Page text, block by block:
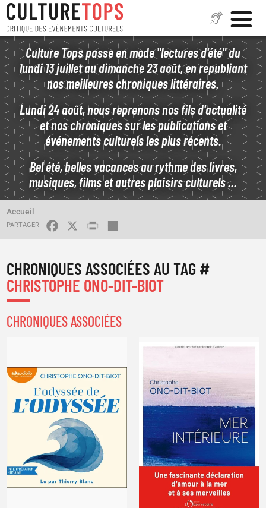
Aller
au
contenu
principal
Culture Tops passe en mode "lectures d'été" du
lundi 13 juillet au dimanche 23 août, en republiant
nos meilleures chroniques littéraires.
Lundi 24 août, nous reprenons nos fils d'actualité
et nos chroniques sur les publications et
événements culturels les plus récents.
Bel été, belles vacances au rythme des livres,
musiques, films et autres plaisirs culturels ...
FIL
D'ARIANE
Accueil
FACEBOOK PRINT
CHRONIQUES ASSOCIÉES AU TAG #
CHRISTOPHE ONO-DIT-BIOT
CHRONIQUES ASSOCIÉES
LIVRES AUDIO
de
Christophe Ono-Dit-Biot
ROMANS
de
Christophe Ono-Dit-Biot
ROMANS
TROUVER REFUGE
de
Christophe Ono-Dit-Bio
ESSAIS
LA MINUTE ANTIQUE
de
Christophe Ono-dit-Biot